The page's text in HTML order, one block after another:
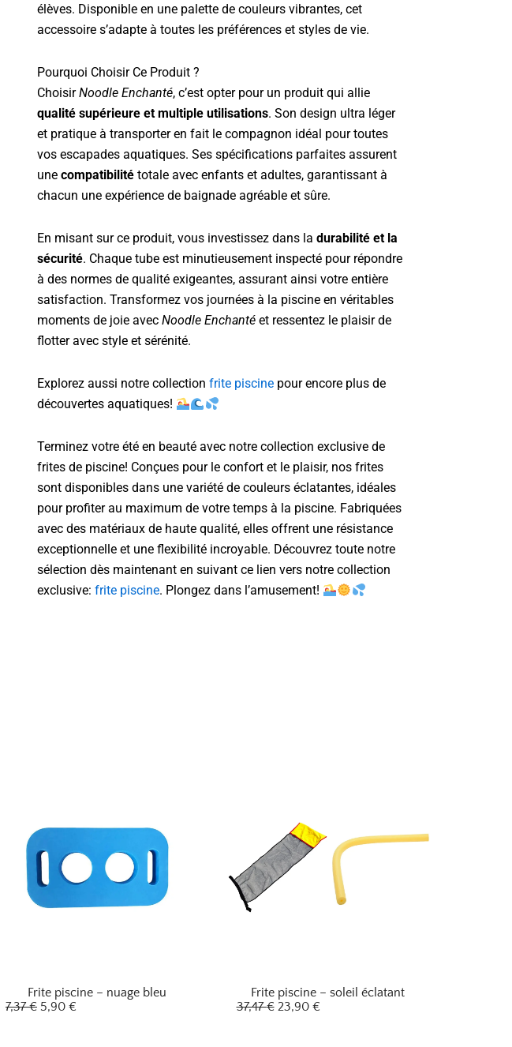
élèves. Disponible en une palette de couleurs vibrantes, cet
accessoire s’adapte à toutes les préférences et styles de vie.
Pourquoi Choisir Ce Produit ?
ChoisirNoodle Enchanté, c’est opter pour un produit qui allie
qualité supérieure et multiple utilisations. Son design ultra léger
et pratique à transporter en fait le compagnon idéal pour toutes
vos escapades aquatiques. Ses spécifications parfaites assurent
une compatibilité totale avec enfants et adultes, garantissant à
chacun une expérience de baignade agréable et sûre.
En misant sur ce produit, vous investissez dans la durabilité et la
sécurité. Chaque tube est minutieusement inspecté pour répondre
à des normes de qualité exigeantes, assurant ainsi votre entière
satisfaction. Transformez vos journées à la piscine en véritables
moments de joie avec Noodle Enchanté et ressentez le plaisir de
flotter avec style et sérénité.
Explorez aussi notre collection frite piscine pour encore plus de
découvertes aquatiques!
Terminez votre été en beauté avec notre collection exclusive de
frites de piscine! Conçues pour le confort et le plaisir, nos frites
sont disponibles dans une variété de couleurs éclatantes, idéales
pour profiter au maximum de votre temps à la piscine. Fabriquées
avec des matériaux de haute qualité, elles offrent une résistance
exceptionnelle et une flexibilité incroyable. Découvrez toute notre
sélection dès maintenant en suivant ce lien vers notre collection
exclusive: frite piscine. Plongez dans l’amusement!
Frite piscine – nuage bleu
7,37€ L
5,90 €
Frite piscine – soleil éclatant
37,47€ L
23,90 €L